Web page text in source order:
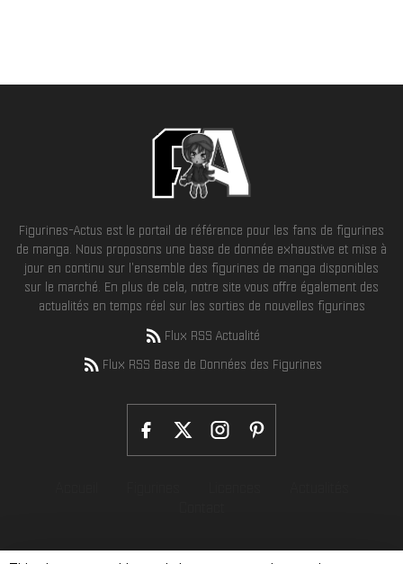
Figurines-Actus est le portail de référence pour les fans de figurines
de manga. Nous proposons une base de donnée exhaustive et mise à
jour en continu sur l'ensemble des figurines de manga disponibles
sur le marché. En plus de cela, notre site vous offre également des
actualités en temps réel sur les sorties de nouvelles figurines
Flux RSS Actualité
Flux RSS Base de Données des Figurines